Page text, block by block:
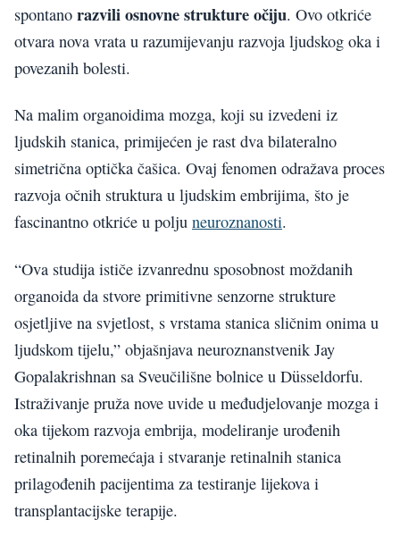
spontano razvili osnovne strukture očiju. Ovo otkriće
otvara nova vrata u razumijevanju razvoja ljudskog oka i
povezanih bolesti.
Na malim organoidima mozga, koji su izvedeni iz
ljudskih stanica, primijećen je rast dva bilateralno
simetrična optička čašica. Ovaj fenomen odražava proces
razvoja očnih struktura u ljudskim embrijima, što je
fascinantno otkriće u polju neuroznanosti.
“Ova studija ističe izvanrednu sposobnost moždanih
organoida da stvore primitivne senzorne strukture
osjetljive na svjetlost, s vrstama stanica sličnim onima u
ljudskom tijelu,” objašnjava neuroznanstvenik Jay
Gopalakrishnan sa Sveučilišne bolnice u Düsseldorfu.
Istraživanje pruža nove uvide u međudjelovanje mozga i
oka tijekom razvoja embrija, modeliranje urođenih
retinalnih poremećaja i stvaranje retinalnih stanica
prilagođenih pacijentima za testiranje lijekova i
transplantacijske terapije.